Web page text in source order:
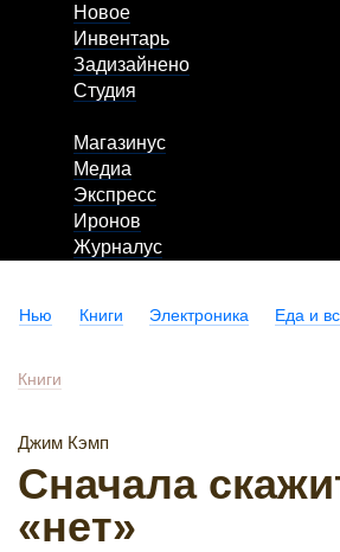
Новое
Инвентарь
Задизайнено
Студия
Магазинус
Медиа
Экспресс
Иронов
Журналус
Нью Книги Электроника Еда и
Книги
Джим Кэмп
Сначала
«нет»